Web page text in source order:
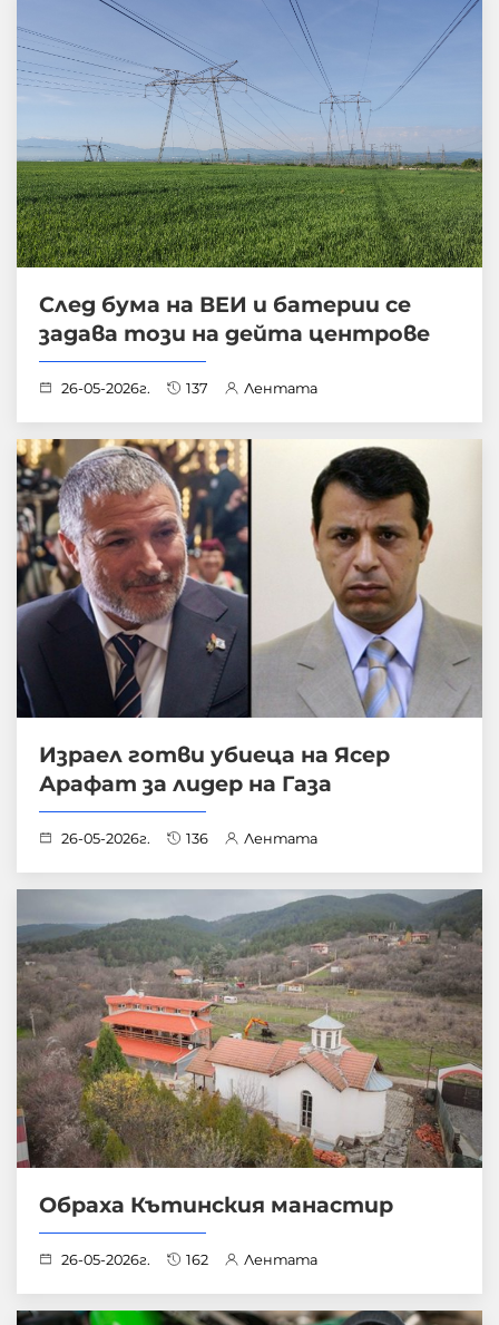
След бума на ВЕИ и батерии се
задава този на дейта центрове
26-05-2026г. 137 Лентата
Израел готви убиеца на Ясер
Арафат за лидер на Газа
26-05-2026г. 136 Лентата
Обраха Кътинския манастир
26-05-2026г. 162 Лентата